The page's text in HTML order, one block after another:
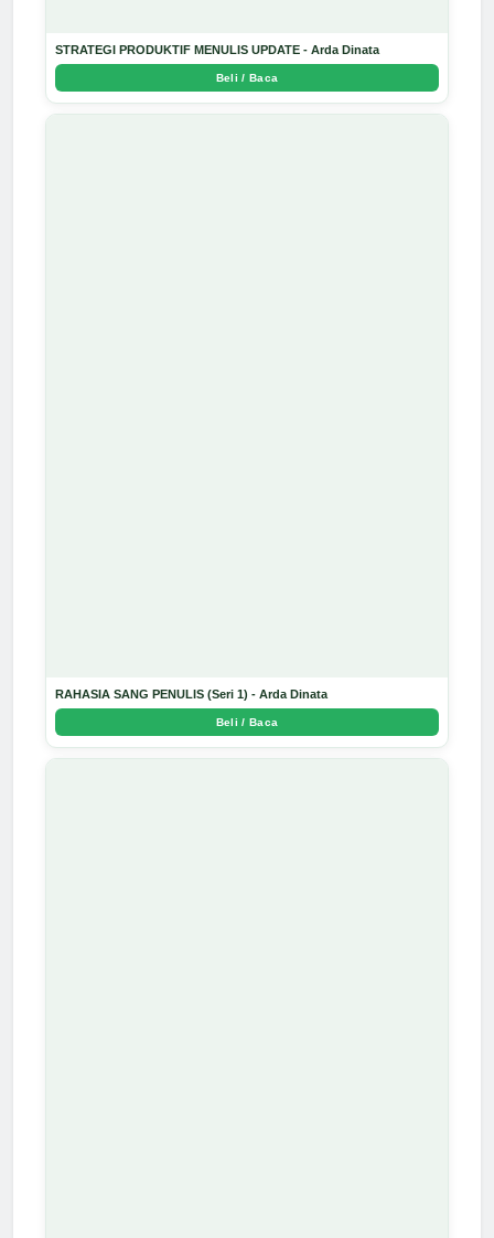
STRATEGI PRODUKTIF MENULIS UPDATE - Arda Dinata
Beli / Baca
RAHASIA SANG PENULIS (Seri 1) - Arda Dinata
Beli / Baca